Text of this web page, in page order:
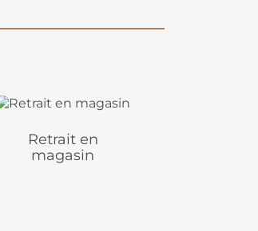
Retrait en
magasin